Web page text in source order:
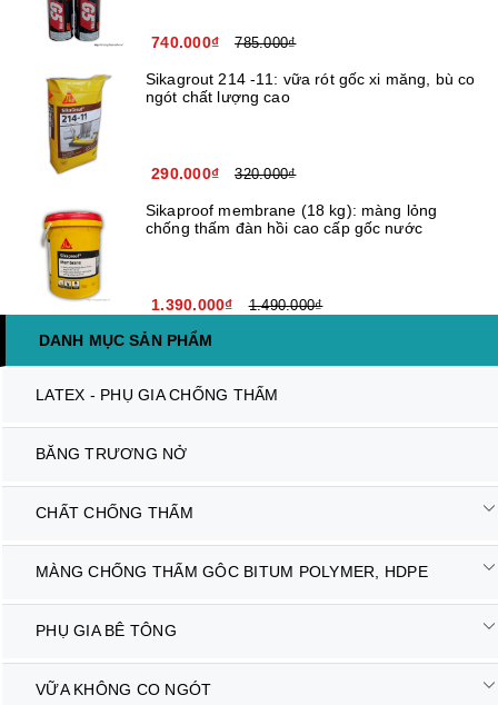
740.000₫ 785.000₫
Sikagrout 214 -11: vữa rót gốc xi măng, bù co
ngót chất lượng cao
290.000₫ 320.000₫
Sikaproof membrane (18 kg): màng lỏng
chống thấm đàn hồi cao cấp gốc nước
1.390.000₫ 1.490.000₫
DANH MỤC SẢN PHẨM
LATEX - PHỤ GIA CHỐNG THẤM
BĂNG TRƯƠNG NỞ
CHẤT CHỐNG THẤM
MÀNG CHỐNG THẤM GÔC BITUM POLYMER, HDPE
PHỤ GIA BÊ TÔNG
VỮA KHÔNG CO NGÓT